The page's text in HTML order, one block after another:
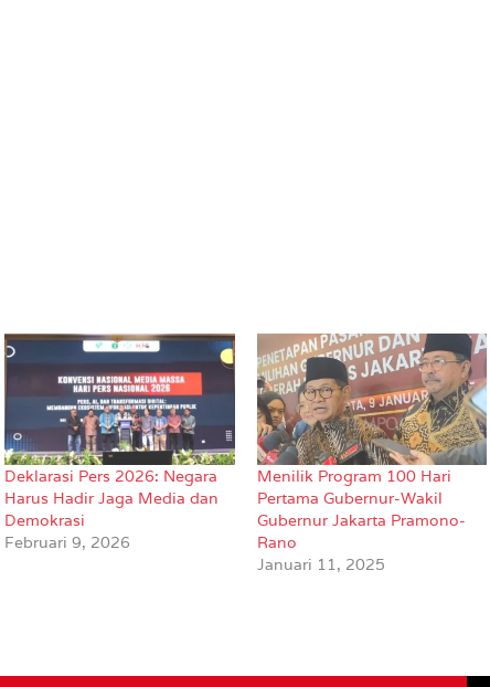
Deklarasi Pers 2026: Negara
Harus Hadir Jaga Media dan
Demokrasi
Februari 9, 2026
Menilik Program 100 Hari
Pertama Gubernur-Wakil
Gubernur Jakarta Pramono-
Rano
Januari 11, 2025